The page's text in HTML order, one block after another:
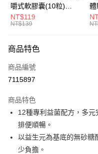
Google Pay
全盈+PAY
大哥付你分期
【大哥付你分期使用說明】
1.本服務由台灣大哥大提供，台
流程，驗證手機門號後，選擇欲
成交易。
3.實際核准額度、可分期數及費
4.訂單成立30分鐘內，如未前
法說明評估內容。
【繳款方式說明】
AFTEE先享後付
【關於「AFTEE先享後付」】
AFTEE先享後付是「在收到商
便利好安心！
１．簡單：不需註冊會員、不需
２．便利：只要手機號碼，簡訊
３．安心：先確認商品／服務後
ATM付款
全家取貨付款
嚼式軟膠囊(10粒)
◇OMEGA-
3(EPA+DHA)+rTG型魚
NT$119
NT$139
體
白
油
商品特色
商品編號
7115897
商品特色
12種專利益菌配方，多
排便順暢。
以益生元為基底的無砂糖
少負擔。